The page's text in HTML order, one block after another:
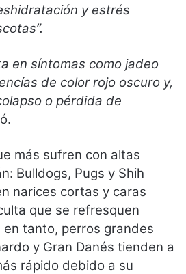
y estrés
en síntomas como jadeo
de color rojo oscuro y,
o pérdida de
más sufren con altas
Bulldogs, Pugs y Shih
narices cortas y caras
que se refresquen
tanto, perros grandes
y Gran Danés tienden a
rápido debido a su